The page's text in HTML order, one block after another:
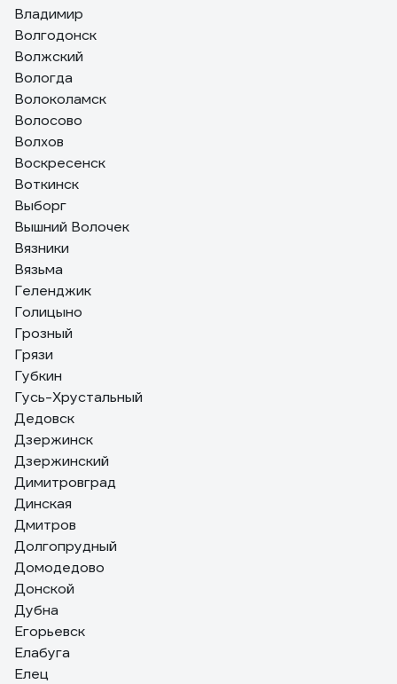
Владимир
Волгодонск
Волжский
Вологда
Волоколамск
Волосово
Волхов
Воскресенск
Воткинск
Выборг
Вышний Волочек
Вязники
Вязьма
Геленджик
Голицыно
Грозный
Грязи
Губкин
Гусь-Хрустальный
Дедовск
Дзержинск
Дзержинский
Димитровград
Динская
Дмитров
Долгопрудный
Домодедово
Донской
Дубна
Егорьевск
Елабуга
Елец